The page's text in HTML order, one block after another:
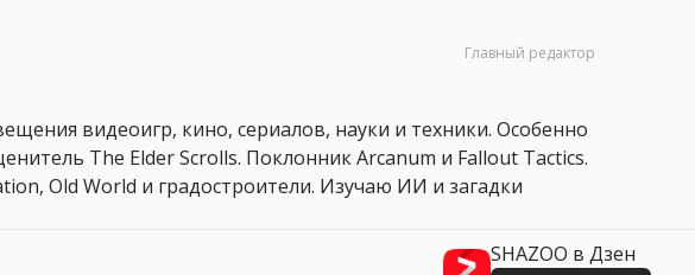
Главный редактор
видеоигр, кино, сериалов, науки и техники. Особенно
The Elder Scrolls. Поклонник Arcanum и Fallout Tactics.
Old World и градостроители. Изучаю ИИ и загадки
SHAZOO в Дзен